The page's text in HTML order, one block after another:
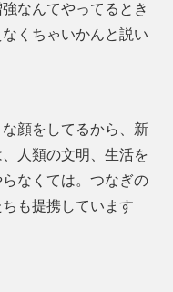
なんてやってるとき
くちゃいかんと説い
顔をしてるから、新
人類の文明、生活を
なくては。つなぎの
も提携しています